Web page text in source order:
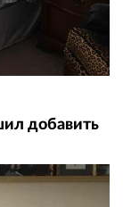
добавить